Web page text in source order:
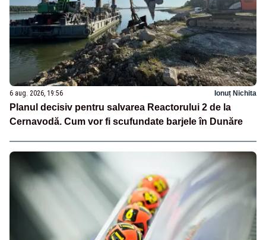
6 aug. 2026, 19:56 Ionuț Nichita
Planul decisiv pentru salvarea Reactorului 2 de la
Cernavodă. Cum vor fi scufundate barjele în Dunăre